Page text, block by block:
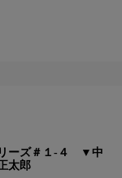
リーズ＃１-４ ▼中
太郎